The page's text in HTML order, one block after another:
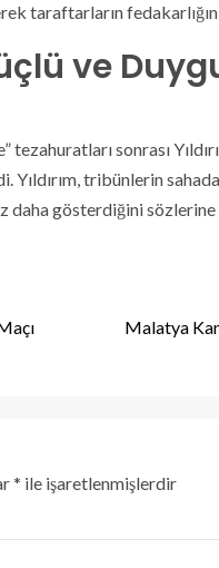
taraftarların fedakarlığını
ve
sonrası
Yıldırım, tribünlerin
gösterdiğini sözlerine
Malatya
* ile işaretlenmişlerdir